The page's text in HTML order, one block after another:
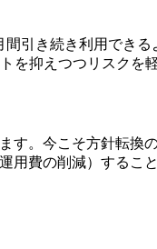
引き続き利用でき
を抑えつつリスクを
す。今こそ方針転換
用費の削減）するこ